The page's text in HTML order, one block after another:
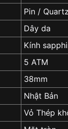
Pin / Quartz
Dây da
Kính
5 ATM
38mm
Nhật Bản
Vỏ Thép